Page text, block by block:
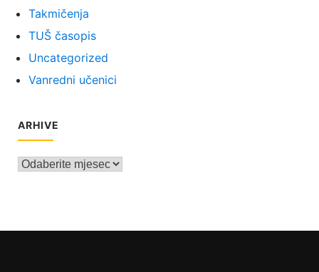
Takmičenja
TUŠ časopis
Uncategorized
Vanredni učenici
ARHIVE
Arhive